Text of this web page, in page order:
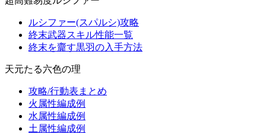
ルシファー(スパルシ)攻略
終末武器スキル性能一覧
終末を齎す黒羽の入手方法
天元たる六色の理
攻略/行動表まとめ
火属性編成例
水属性編成例
土属性編成例